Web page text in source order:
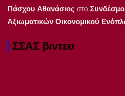
Πάσχου Αθανάσιος στο
Αξιωματικών Οικονομικού
ΣΣΑΣ βιντεο